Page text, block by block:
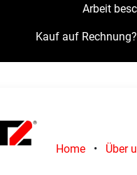
Arbeit
Kauf auf
Home • Über